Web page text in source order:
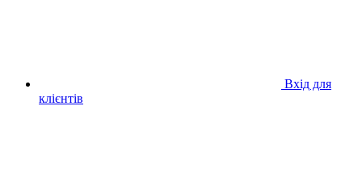
Вхід для
клієнтів